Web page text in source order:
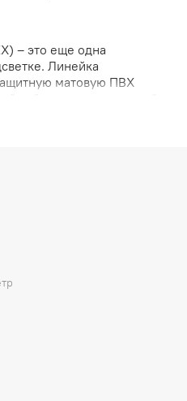
– это еще одна
Линейка
матовую ПВХ
рассеянным свечением.
сложность
флекс иногда
это сравнение не в пользу
неона
100 тысяч часов) вот
качеств гибкого
архитектурная
рекламе, декоративное
контурная